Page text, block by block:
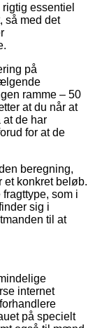
essentiel
så med det
på
ramme – 50
at du når at
at de har
for at de
beregning,
et konkret beløb.
som i
sig i
til at
internet
på specielt